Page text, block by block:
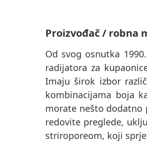
Proizvođač / robna
Od svog osnutka
radijatora za
Imaju širok izbor
kombinacijama boja
morate nešto dodatno
redovite preglede,
striroporeom, koji